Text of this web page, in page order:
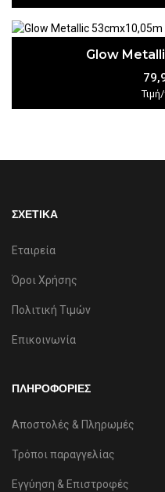
Glow
ΣΧΕΤΙΚΑ
Εταιρεία
Όροι Χρήσης
Πολιτική Τιμών
Επικοινωνία
ΠΛΗΡΟΦΟΡΙΕΣ
Αποστολές & Πληρωμές
Τρόποι παραγγελίας
Εγγύηση & Επιστροφές